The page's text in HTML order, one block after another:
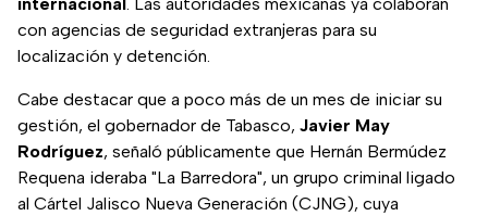
internacional . Las autoridades mexicanas ya colaboran
con agencias de seguridad extranjeras para su
localización y detención.
Cabe destacar que a poco más de un mes de iniciar su
gestión, el gobernador de Tabasco, Javier May
Rodríguez, señaló públicamente que Hernán Bermúdez
Requena ideraba "La Barredora", un grupo criminal ligado
al Cártel Jalisco Nueva Generación (CJNG), cuya